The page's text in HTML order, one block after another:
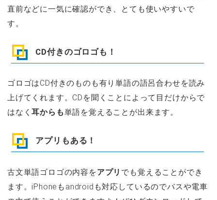
直前などに一気に確認ができ、とても使いやすいで
す。
CD付きのゴロゴも！
ゴロゴはCD付きのものも有り単語の語呂合わせを読み
上げてくれます。CDを聞くことによって目だけからで
はなく耳からも単語を覚えることが出来ます。
アプリもある！
古文単語ゴロゴの内容をアプリ でも覚えることができ
ます。iPhoneもandroidも対応しているのでバスや電車